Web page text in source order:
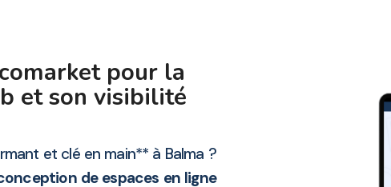
pour la
et son visibilité
et clé en main** à Balma ?
de espaces en ligne